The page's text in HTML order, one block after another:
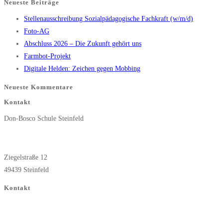
close
search
Neueste Beiträge
Stellenausschreibung Sozialpädagogische Fachkraft (w/m/d)
Foto-AG
Abschluss 2026 – Die Zukunft gehört uns
Farmbot-Projekt
Digitale Helden: Zeichen gegen Mobbing
Neueste Kommentare
Kontakt
Don-Bosco Schule Steinfeld
Ziegelstraße 12
49439 Steinfeld
Kontakt